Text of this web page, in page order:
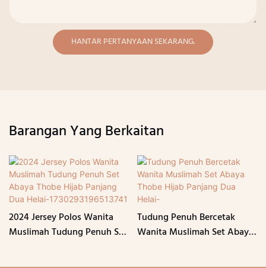
HANTAR PERTANYAAN SEKARANG.
Barangan Yang Berkaitan
2024 Jersey Polos Wanita
Muslimah Tudung Penuh Set
Tudung Penuh Bercetak
Wanita Muslimah Set Abaya